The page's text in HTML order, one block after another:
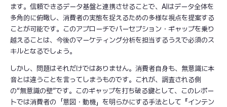
ます。信頼できるデータ基盤と連携させることで、AIはデータ全体を
多角的に俯瞰し、消費者の実態を捉えるための多様な視点を提案する
ことが可能です。このアプローチでパーセプション・ギャップを乗り
越えることは、今後のマーケティング分析を担当するうえで必須のス
キルとなるでしょう。
しかし、問題はそれだけではありません。消費者自身も、無意識に本
音とは違うことを言ってしまうものです。これが、調査される側
の“無意識の壁”です。このギャップを打ち破る鍵として、このレポー
トでは消費者の「意図・動機」を明らかにする手法として『インテン